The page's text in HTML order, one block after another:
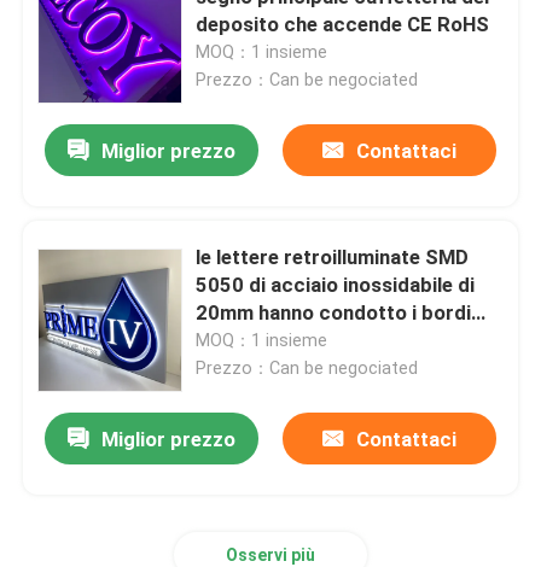
deposito che accende CE RoHS
MOQ：1 insieme
Prezzo：Can be negociated
Miglior prezzo Contattaci
le lettere retroilluminate SMD
5050 di acciaio inossidabile di
20mm hanno condotto i bordi
illuminati del segno
MOQ：1 insieme
Prezzo：Can be negociated
Miglior prezzo Contattaci
Osservi più